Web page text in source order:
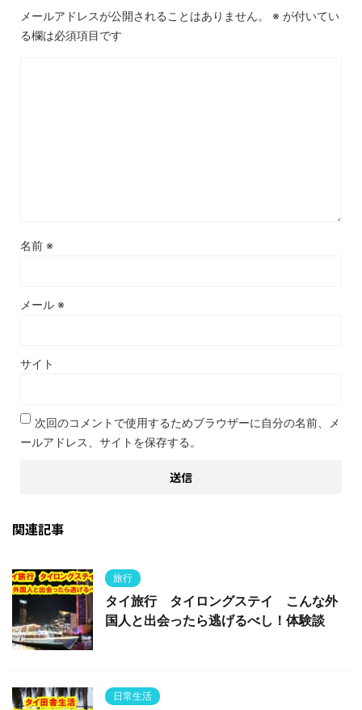
メールアドレスが公開されることはありません。 ※ が付いてい
る欄は必須項目です
名前 ※
メール ※
サイト
次回のコメントで使用するためブラウザーに自分の名前、メ
ールアドレス、サイトを保存する。
関連記事
旅行
タイ旅行 タイロングステイ こんな外
国人と出会ったら逃げるべし！体験談
日常生活